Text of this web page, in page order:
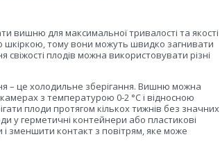
вишню для максимальної тривалості та якості
шкіркою, тому вони можуть швидко загнивати
плодів можна використовувати різні
– це холодильне зберігання. Вишню можна
з температурою 0-2 °C і відносною
плоди протягом кількох тижнів без значних
у герметичні контейнери або пластикові
зменшити контакт з повітрям, яке може